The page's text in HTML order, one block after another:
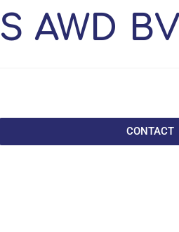
S AWD
CONTACT